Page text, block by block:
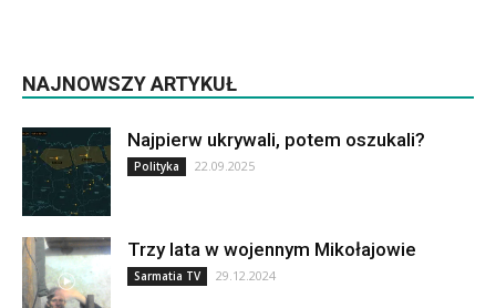
NAJNOWSZY ARTYKUŁ
Najpierw ukrywali, potem oszukali?
Polityka 22.09.2025
Trzy lata w wojennym Mikołajowie
Sarmatia TV 29.12.2024